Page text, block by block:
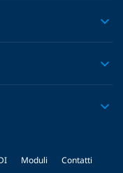
Moduli
Contatti